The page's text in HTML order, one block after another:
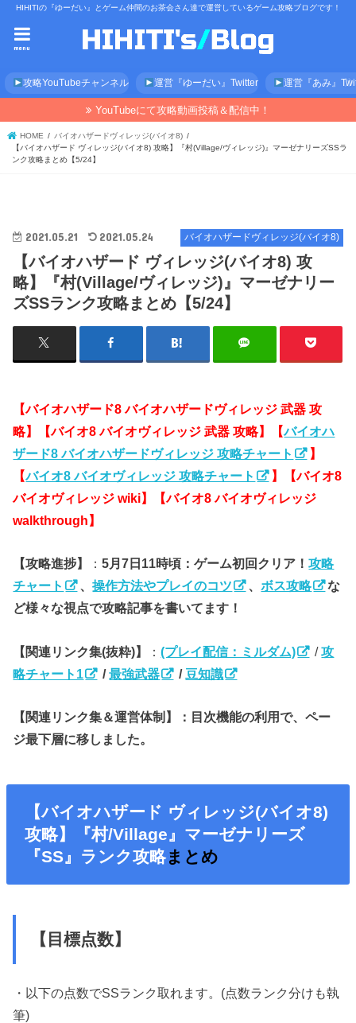
HIHITIの『ゆーだい』とゲーム仲間のお茶会さん達で運営しているゲーム攻略ブログです！
menu
攻略YouTubeチャンネル 運営『ゆーだい』Twitter 運営『あみ』
YouTubeにて攻略動画投稿＆配信中！
HOME
バイオハザードヴィレッジ(バイオ8)
【バイオハザード ヴィレッジ(バイオ8) 攻略】『村(Village/ヴィレッジ)』マーゼナリーズSSラ
ンク攻略まとめ【5/24】
バイオハザードヴィレッジ(バイオ8)
2021.05.21 2021.05.24
【バイオハザード ヴィレッジ(バイオ8) 攻
略】『村(Village/ヴィレッジ)』マーゼナリー
ズSSランク攻略まとめ【5/24】
【バイオハザード8 バイオハザードヴィレッジ 武器 攻
略】【バイオ8 バイオヴィレッジ 武器 攻略】【バイオハ
ザード8 バイオハザードヴィレッジ 攻略チャート
】
【バイオ8 バイオヴィレッジ 攻略チャート
】【バイオ8
バイオヴィレッジ wiki】【バイオ8 バイオヴィレッジ
walkthrough】
【攻略進捗】 ：5月7日11時頃：ゲーム初回クリア！攻略
チャート
、操作方法やプレイのコツ 、ボス攻略
な
ど様々な視点で攻略記事を書いてます！
【関連リンク集(抜粋)】 ：(プレイ配信：ミルダム) /攻
略チャート1
/最強武器 / 豆知識
【関連リンク集＆運営体制】：目次機能の利用で、ペー
ジ最下層に移しました。
【バイオハザード ヴィレッジ(バイオ8)
攻略】『村/Village』マーゼナリーズ
『SS』ランク攻略まとめ
【目標点数】
・以下の点数でSSランク取れます。(点数ランク分けも執
筆)